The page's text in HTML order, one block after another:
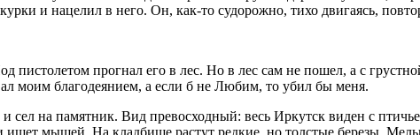
и нацелил в него. Он, как-то судорожно, тихо двигаясь,
пистолетом прогнал его в лес. Но в лес сам не пошел, а с
моим благодеянием, а если б не Любим, то убил бы меня.
на памятник. Вид превосходный: весь Иркутск виден с